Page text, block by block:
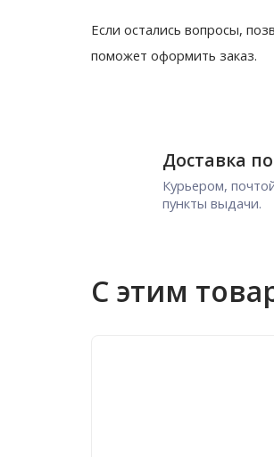
Если остались вопросы,
поможет оформить заказ.
Доставка
Курьером,
пункты выдачи.
С этим